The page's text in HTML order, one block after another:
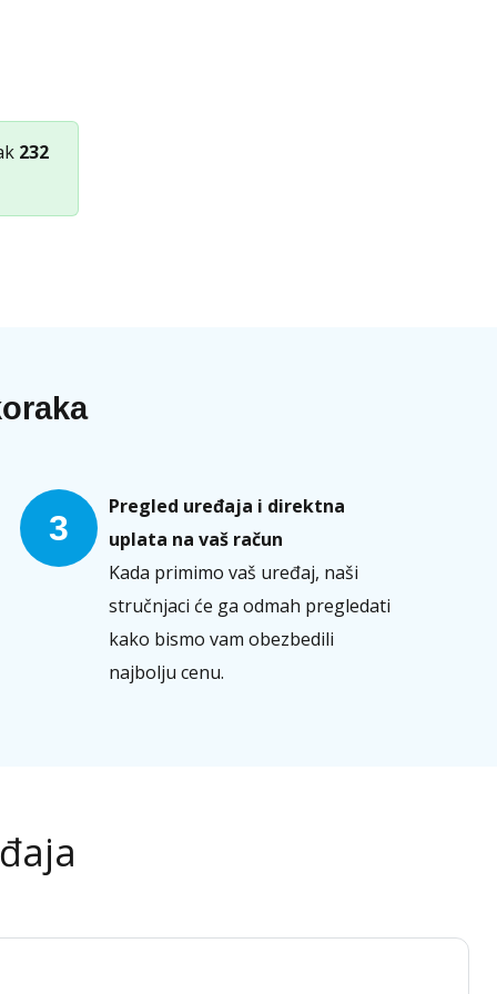
232
3
Pregled uređaja i direktna
uplata na vaš račun
Kada primimo vaš uređaj, naši
stručnjaci će ga odmah pregledati
kako bismo vam obezbedili
najbolju cenu.